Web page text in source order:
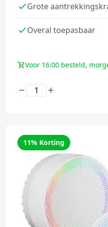
Grote
Overal toepasbaar
Voor 16:00 besteld,
11% Korting